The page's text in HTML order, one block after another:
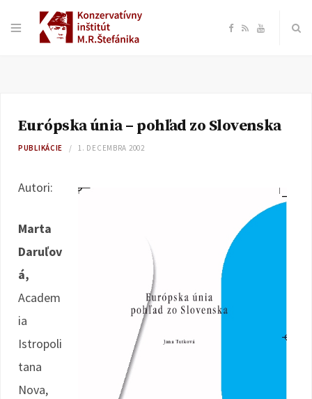
F
e
o
R Y
T
Európska únia – pohľad zo Slovenska
PUBLIKÁCIE 1. DECEMBRA 2002
Autori:
Marta
Daruľov
á,
Academ
ia
Istropoli
tana
Nova,